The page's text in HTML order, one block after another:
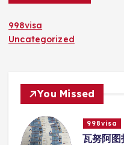
998visa
Uncategorized
You Missed
998visa
瓦努阿图